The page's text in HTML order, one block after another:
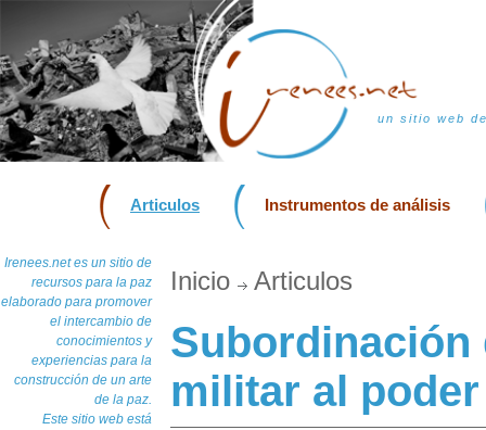
un sitio web
Articulos Instrumentos de análisis
Irenees.net es un sitio de
recursos para la paz
elaborado para promover
el intercambio de
conocimientos y
experiencias para la
construcción de un arte
de la paz.
Este sitio web está
Inicio Articulos
Subordinación
militar al